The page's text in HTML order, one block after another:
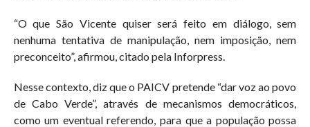
“O que São Vicente quiser será feito em diálogo, sem
nenhuma tentativa de manipulação, nem imposição, nem
preconceito”, afirmou, citado pela Inforpress.
Nesse contexto, diz que o PAICV pretende “dar voz ao povo
de Cabo Verde”, através de mecanismos democráticos,
como um eventual referendo, para que a população possa